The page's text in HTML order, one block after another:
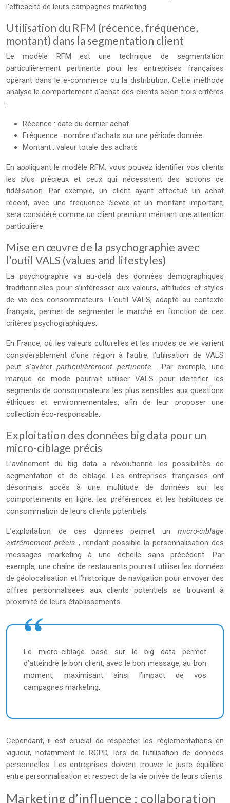
l’efficacité de leurs campagnes marketing.
Utilisation du RFM (récence, fréquence,
montant) dans la segmentation client
Le modèle RFM est une technique de segmentation
particulièrement pertinente pour les entreprises françaises
opérant dans le e-commerce ou la distribution. Cette méthode
analyse le comportement d’achat des clients selon trois critères
:
Récence : date du dernier achat
Fréquence : nombre d’achats sur une période donnée
Montant : valeur totale des achats
En appliquant le modèle RFM, vous pouvez identifier vos clients
les plus précieux et ceux qui nécessitent des actions de
fidélisation. Par exemple, un client ayant effectué un achat
récent, avec une fréquence élevée et un montant important,
sera considéré comme un client premium méritant une attention
particulière.
Mise en œuvre de la psychographie avec
l’outil VALS (values and lifestyles)
La psychographie va au-delà des données démographiques
traditionnelles pour s’intéresser aux valeurs, attitudes et styles
de vie des consommateurs. L’outil VALS, adapté au contexte
français, permet de segmenter le marché en fonction de ces
critères psychographiques.
En France, où les valeurs culturelles et les modes de vie varient
considérablement d’une région à l’autre, l’utilisation de VALS
peut s’avérerparticulièrement pertinente . Par exemple, une
marque de mode pourrait utiliser VALS pour identifier les
segments de consommateurs les plus sensibles aux questions
éthiques et environnementales, afin de leur proposer une
collection éco-responsable.
Exploitation des données big data pour un
micro-ciblage précis
L’avènement du big data a révolutionné les possibilités de
segmentation et de ciblage. Les entreprises françaises ont
désormais accès à une multitude de données sur les
comportements en ligne, les préférences et les habitudes de
consommation de leurs clients potentiels.
L’exploitation de ces données permet un micro-ciblage
extrêmement précis, rendant possible la personnalisation des
messages marketing à une échelle sans précédent. Par
exemple, une chaîne de restaurants pourrait utiliser les données
de géolocalisation et l’historique de navigation pour envoyer des
offres personnalisées aux clients potentiels se trouvant à
proximité de leurs établissements.
Le micro-ciblage basé sur le big data permet
d’atteindre le bon client, avec le bon message, au bon
moment, maximisant ainsi l’impact de vos
campagnes marketing.
Cependant, il est crucial de respecter les réglementations en
vigueur, notamment le RGPD, lors de l’utilisation de données
personnelles. Les entreprises doivent trouver le juste équilibre
entre personnalisation et respect de la vie privée de leurs clients.
Marketing d’influence : collaboration